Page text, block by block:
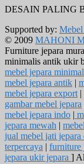
DESAIN PALING
Supported by: Mebel
© 2009 MAHONI
Furniture jepara
minimalis antik ukir
mebel jepara
mebel jepara antik |
mebel jepara export |
gambar mebel jepara
mebel jepara indo |
jepara mewah |
jual mebel jati jepara
terpercaya | furniture
jepara ukir jepara ]